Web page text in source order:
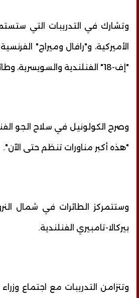
"إف-18" الفنلندية والسويسرية، وطائرات "غريبن" السويدية.
وصرح الكولونيل في سلاح الجو
"هذه أكبر مناورات تنظم حتى الآن".
وستتمركز الطائرات في شمال
بيركالا-تامبيري الفنلندية.
وتتزامن التدريبات مع اجتماع